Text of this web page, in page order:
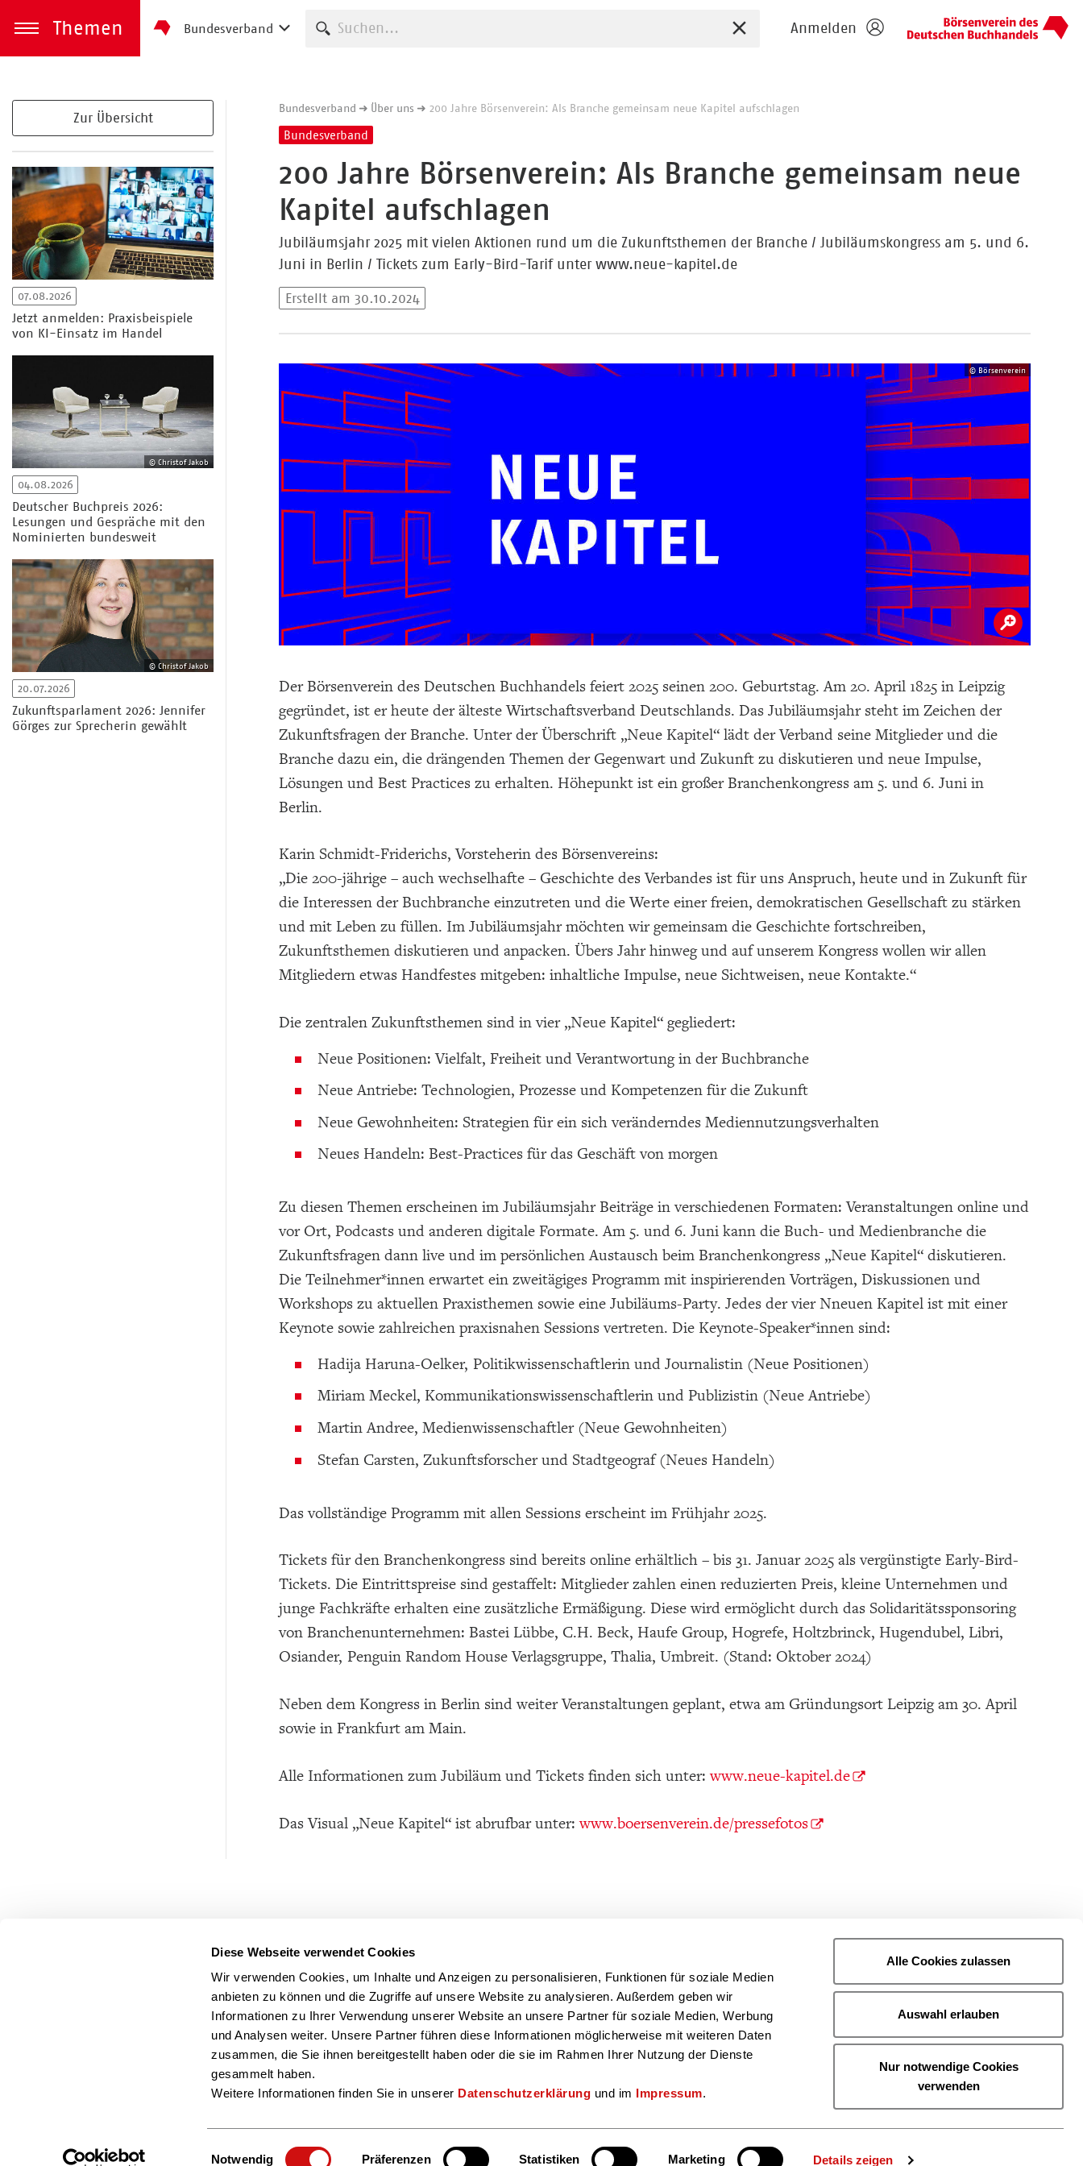
Diese Webseite verwendet Cookies
Wir verwenden Cookies, um Inhalte und Anzeigen zu personalisieren, Funktionen für soziale Medien
anbieten zu können und die Zugriffe auf unsere Website zu analysieren. Außerdem geben wir
Informationen zu Ihrer Verwendung unserer Website an unsere Partner für soziale Medien, Werbung
und Analysen weiter. Unsere Partner führen diese Informationen möglicherweise mit weiteren Daten
zusammen, die Sie ihnen bereitgestellt haben oder die sie im Rahmen Ihrer Nutzung der Dienste
gesammelt haben.
Weitere Informationen finden Sie in unserer Datenschutzerklärung und im Impressum.
Einwilligungsauswahl
Notwendig Präferenzen Statistiken Marketing Details zeigen
Alle Cookies zulassen
Auswahl erlauben
Nur notwendige Cookies
verwenden
zum Inhalt springen
Themen
Menü öffnen
Bundesverband Suche starten Sucheingabe zurücksetzen
Anmelden
Bundesverband Über uns 200 Jahre Börsenverein: Als Branche gemeinsam neue Kapitel aufschlagen
Bundesverband
200 Jahre Börsenverein: Als Branche gemeinsam neue
Kapitel aufschlagen
Jubiläumsjahr 2025 mit vielen Aktionen rund um die Zukunftsthemen der Branche / Jubiläumskongress am 5. und 6.
Juni in Berlin / Tickets zum Early-Bird-Tarif unter www.neue-kapitel.de
Erstellt am 30.10.2024
© Börsenverein
Der Börsenverein des Deutschen Buchhandels feiert 2025 seinen 200. Geburtstag. Am 20. April 1825 in Leipzig
gegründet, ist er heute der älteste Wirtschaftsverband Deutschlands. Das Jubiläumsjahr steht im Zeichen der
Zukunftsfragen der Branche. Unter der Überschrift „Neue Kapitel“ lädt der Verband seine Mitglieder und die
Branche dazu ein, die drängenden Themen der Gegenwart und Zukunft zu diskutieren und neue Impulse,
Lösungen und Best Practices zu erhalten. Höhepunkt ist ein großer Branchenkongress am 5. und 6. Juni in
Berlin.
Karin Schmidt-Friderichs, Vorsteherin des Börsenvereins:
„Die 200-jährige – auch wechselhafte – Geschichte des Verbandes ist für uns Anspruch, heute und in Zukunft für
die Interessen der Buchbranche einzutreten und die Werte einer freien, demokratischen Gesellschaft zu stärken
und mit Leben zu füllen. Im Jubiläumsjahr möchten wir gemeinsam die Geschichte fortschreiben,
Zukunftsthemen diskutieren und anpacken. Übers Jahr hinweg und auf unserem Kongress wollen wir allen
Mitgliedern etwas Handfestes mitgeben: inhaltliche Impulse, neue Sichtweisen, neue Kontakte.“
Die zentralen Zukunftsthemen sind in vier „Neue Kapitel“ gegliedert:
Neue Positionen: Vielfalt, Freiheit und Verantwortung in der Buchbranche
Neue Antriebe: Technologien, Prozesse und Kompetenzen für die Zukunft
Neue Gewohnheiten: Strategien für ein sich veränderndes Mediennutzungsverhalten
Neues Handeln: Best-Practices für das Geschäft von morgen
Zu diesen Themen erscheinen im Jubiläumsjahr Beiträge in verschiedenen Formaten: Veranstaltungen online und
vor Ort, Podcasts und anderen digitale Formate. Am 5. und 6. Juni kann die Buch- und Medienbranche die
Zukunftsfragen dann live und im persönlichen Austausch beim Branchenkongress „Neue Kapitel“ diskutieren.
Die Teilnehmer*innen erwartet ein zweitägiges Programm mit inspirierenden Vorträgen, Diskussionen und
Workshops zu aktuellen Praxisthemen sowie eine Jubiläums-Party. Jedes der vier Nneuen Kapitel ist mit einer
Keynote sowie zahlreichen praxisnahen Sessions vertreten. Die Keynote-Speaker*innen sind:
Hadija Haruna-Oelker, Politikwissenschaftlerin und Journalistin (Neue Positionen)
Miriam Meckel, Kommunikationswissenschaftlerin und Publizistin (Neue Antriebe)
Martin Andree, Medienwissenschaftler (Neue Gewohnheiten)
Stefan Carsten, Zukunftsforscher und Stadtgeograf (Neues Handeln)
Das vollständige Programm mit allen Sessions erscheint im Frühjahr 2025.
Tickets für den Branchenkongress sind bereits online erhältlich – bis 31. Januar 2025 als vergünstigte Early-Bird-
Tickets. Die Eintrittspreise sind gestaffelt: Mitglieder zahlen einen reduzierten Preis, kleine Unternehmen und
junge Fachkräfte erhalten eine zusätzliche Ermäßigung. Diese wird ermöglicht durch das Solidaritätssponsoring
von Branchenunternehmen: Bastei Lübbe, C.H. Beck, Haufe Group, Hogrefe, Holtzbrinck, Hugendubel, Libri,
Osiander, Penguin Random House Verlagsgruppe, Thalia, Umbreit. (Stand: Oktober 2024)
Neben dem Kongress in Berlin sind weiter Veranstaltungen geplant, etwa am Gründungsort Leipzig am 30. April
sowie in Frankfurt am Main.
Alle Informationen zum Jubiläum und Tickets finden sich unter:www.neue-kapitel.de
Das Visual „Neue Kapitel“ ist abrufbar unter:www.boersenverein.de/pressefotos
Zur Übersicht
07.08.2026
Jetzt anmelden: Praxisbeispiele
von KI-Einsatz im Handel
© Christof Jakob
04.08.2026
Deutscher Buchpreis 2026:
Lesungen und Gespräche mit den
Nominierten bundesweit
© Christof Jakob
20.07.2026
Zukunftsparlament 2026: Jennifer
Görges zur Sprecherin gewählt